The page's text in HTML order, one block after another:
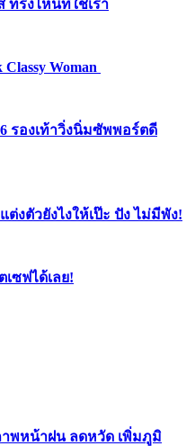
ทรงไหนที่ใช่เรา
Woman
รองเท้าวิ่งนิ่มซัพพอร์ตดี
งตัวยังไงให้เป๊ะ ปัง ไม่มีพัง!
เซฟได้เลย!
พหน้าฝน ลดหวัด เพิ่มภูมิ